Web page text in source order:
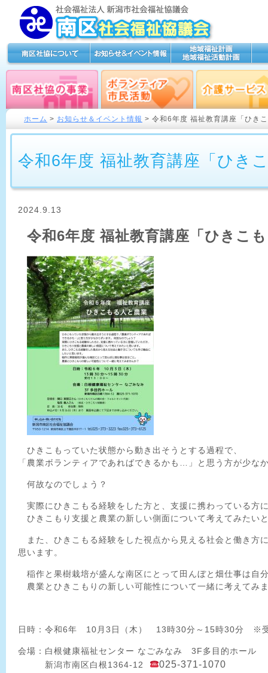
ホーム > お知らせ＆イベント情報 > 令和6年度 福祉教育講座「ひき
令和6年度 福祉教育講座「ひき
2024.9.13
令和6年度 福祉教育講座「ひきこ
ひきこもっていた状態から動き出そうとする過程で、
「農業ボランティアであればできるかも…」と思う方が少な
何故なのでしょう？
実際にひきこもる経験をした方と、支援に携わっている方
ひきこもり支援と農業の新しい側面について考えてみたい
また、ひきこもる経験をした視点から見える社会と働き方
思います。
稲作と果樹栽培が盛んな南区にとって田んぼと畑仕事は自
農業とひきこもりの新しい可能性について一緒に考えてみ
日時：令和6年 10月3日（木） 13時30分～15時30分 ※
会場：白根健康福祉センター なごみなみ 3F多目的ホール
新潟市南区白根1364-12
025-371-1070